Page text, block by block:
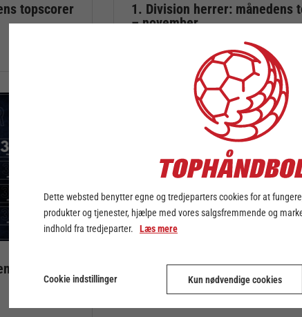
topscorer
1. Division herrer: månedens
– november
topscorer
Dette websted benytter egne og tredjeparters cookies for at
produkter og tjenester, hjælpe med vores salgsfremmende og
indhold fra tredjeparter. Læs mere
Cookie indstillinger Kun nødvendige cookies